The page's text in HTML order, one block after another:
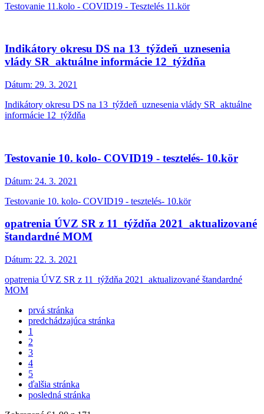
Testovanie 11.kolo - COVID19 - Tesztelés 11.kör
Indikátory okresu DS na 13_týždeň_uznesenia
vlády SR_aktuálne informácie 12_týždňa
Dátum: 29. 3. 2021
Indikátory okresu DS na 13_týždeň_uznesenia vlády SR_aktuálne
informácie 12_týždňa
Testovanie 10. kolo- COVID19 - tesztelés- 10.kör
Dátum: 24. 3. 2021
Testovanie 10. kolo- COVID19 - tesztelés- 10.kör
opatrenia ÚVZ SR z 11_týždňa 2021_aktualizované
štandardné MOM
Dátum: 22. 3. 2021
opatrenia ÚVZ SR z 11_týždňa 2021_aktualizované štandardné
MOM
prvá stránka
predchádzajúca stránka
1
2
3
4
5
ďalšia stránka
posledná stránka